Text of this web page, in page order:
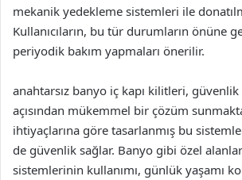
mekanik yedekleme sistemleri ile
Kullanıcıların, bu tür durumların önüne
periyodik bakım yapmaları önerilir.
anahtarsız banyo iç kapı kilitleri,
açısından mükemmel bir çözüm
ihtiyaçlarına göre tasarlanmış bu
de güvenlik sağlar. Banyo gibi özel
sistemlerinin kullanımı, günlük yaşamı